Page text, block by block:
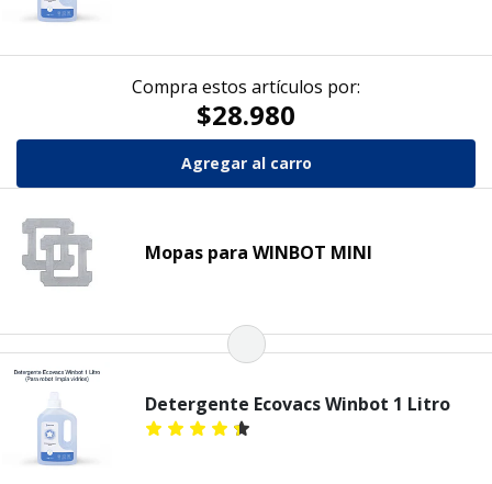
Compra estos artículos por:
$28.980
Mopas para WINBOT MINI
Detergente Ecovacs Winbot 1 Litro